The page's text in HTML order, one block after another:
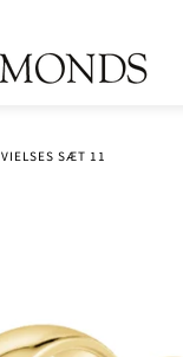
VIELSES SÆT 11